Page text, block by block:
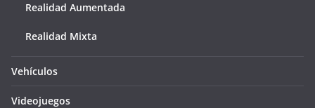
Realidad Aumentada
Realidad Mixta
Vehículos
Videojuegos